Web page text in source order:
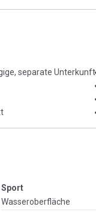
separate Unterkunft
Sport
Wasseroberfläche